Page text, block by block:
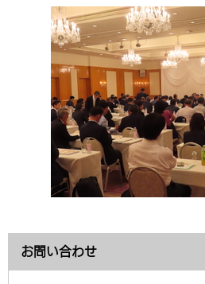
英語（English）
中国語（繁体字）
組織案
環境・衛生 生
外
都市整備
手当・助成 健
相談・支援・情報 計
観光なび ス
遊ぶ・体験する グ
買う・おみやげ 四
移住・定住
市政情報
中津市について 市
地方創生・地域活性化 広
行政・計画
お問い合わせ